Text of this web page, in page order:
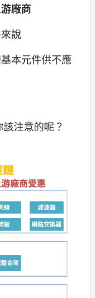
廠商
說
本元件供不應
注意的呢？